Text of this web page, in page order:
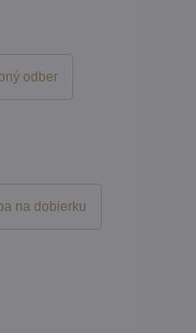
odber
na dobierku